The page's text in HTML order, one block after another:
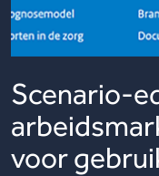
Scenario-
voor